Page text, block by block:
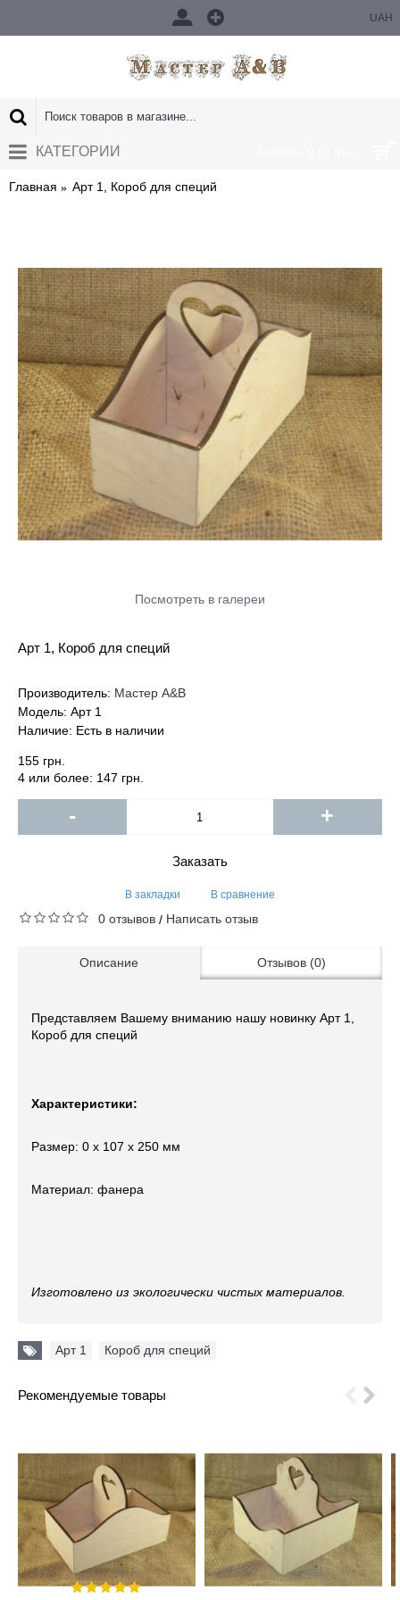
UAH
КАТЕГОРИИ
Главная Арт 1, Короб для специй
Посмотреть в галереи
Арт 1, Короб для специй
Производитель: Мастер А&В
Модель: Арт 1
Наличие: Есть в наличии
155 грн.
4 или более: 147 грн.
- +
Заказать
В закладки В сравнение
0 отзывов / Написать отзыв
Описание Отзывов (0)
Представляем Вашему вниманию нашу новинку Арт 1,
Короб для специй
Характеристики:
Размер: 0 x 107 x 250 мм
Материал: фанера
Изготовлено из экологически чистых материалов.
Арт 1 Короб для специй
Рекомендуемые товары